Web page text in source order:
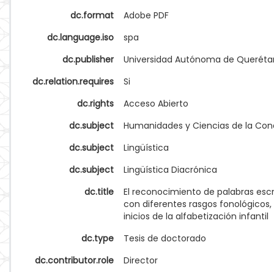
dc.format
Adobe PDF
dc.language.iso
spa
dc.publisher
Universidad Autónoma de
dc.relation.requires
Si
dc.rights
Acceso Abierto
dc.subject
Humanidades y Ciencias de la
dc.subject
Lingüística
dc.subject
Lingüística Diacrónica
dc.title
El reconocimiento de palabras
con diferentes rasgos fonológicos,
inicios de la alfabetización infantil
dc.type
Tesis de doctorado
dc.contributor.role
Director